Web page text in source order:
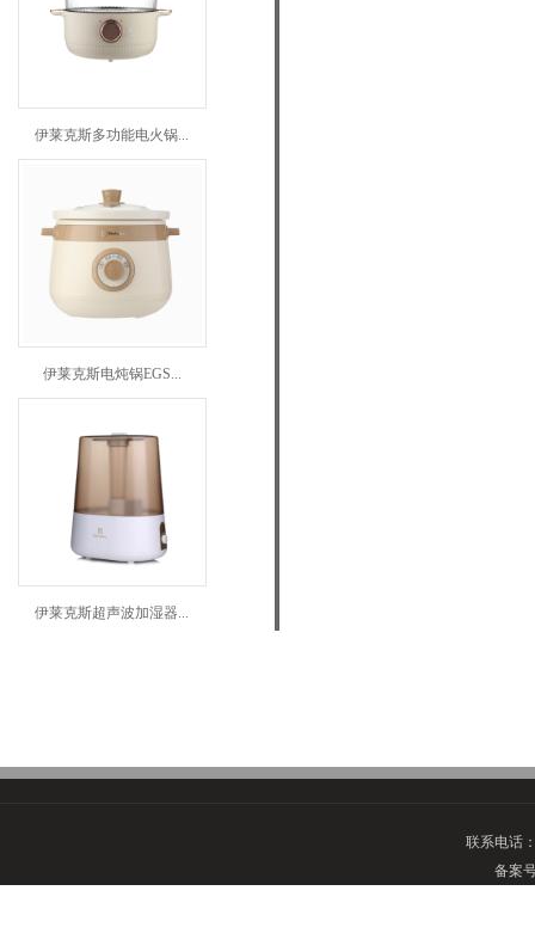
伊莱克斯多功能电火锅...
伊莱克斯电炖锅EGS...
伊莱克斯超声波加湿器...
联系电话
备案